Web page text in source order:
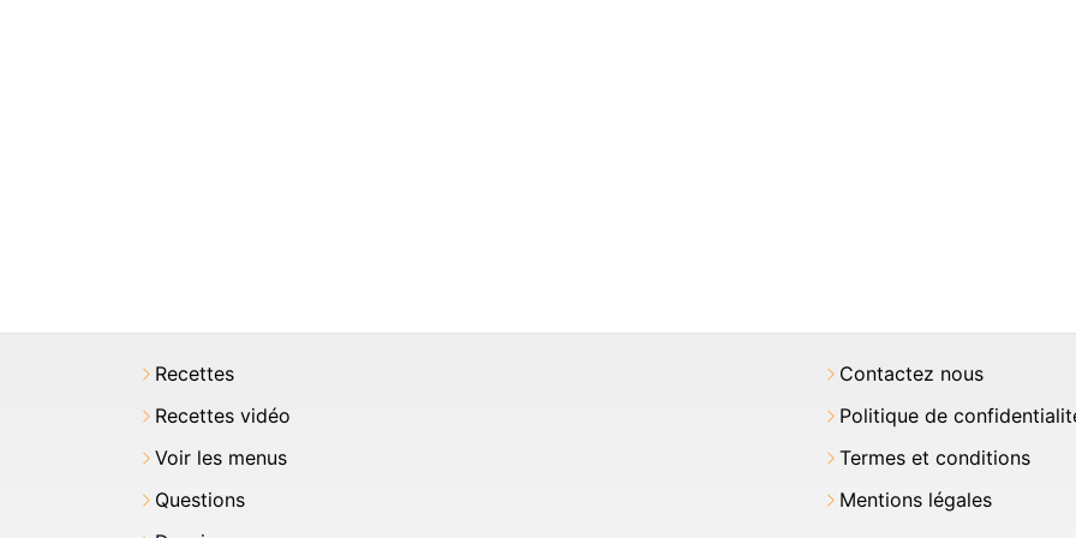
Recettes
Recettes vidéo
Voir les menus
Questions
Contactez nous
Politique de
Termes et conditions
Mentions légales